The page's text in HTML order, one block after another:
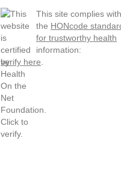
This site complies with
the HONcode
for trustworthy health
information:
verify here